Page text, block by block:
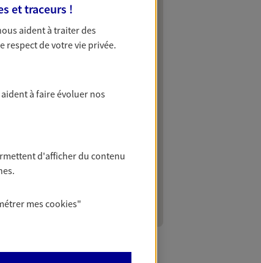
et traceurs !
aident à traiter des
respect de votre vie privée.
à faire évoluer nos
d'afficher du contenu
mescookies"